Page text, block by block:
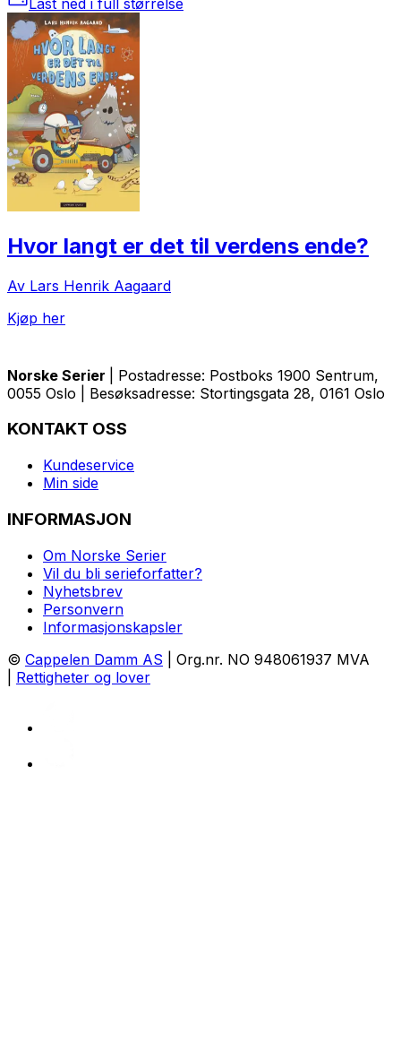
Hvor langt er det til verdens ende?
Av Lars Henrik Aagaard
Kjøp her
Norske Serier
| Postadresse: Postboks 1900 Sentrum,
0055 Oslo | Besøksadresse: Stortingsgata 28, 0161 Oslo
KONTAKT OSS
Kundeservice
Min side
INFORMASJON
Om Norske Serier
Vil du bli serieforfatter?
Nyhetsbrev
Personvern
Informasjonskapsler
© Cappelen Damm AS | Org.nr. NO 948061937 MVA
Rettigheter og lover